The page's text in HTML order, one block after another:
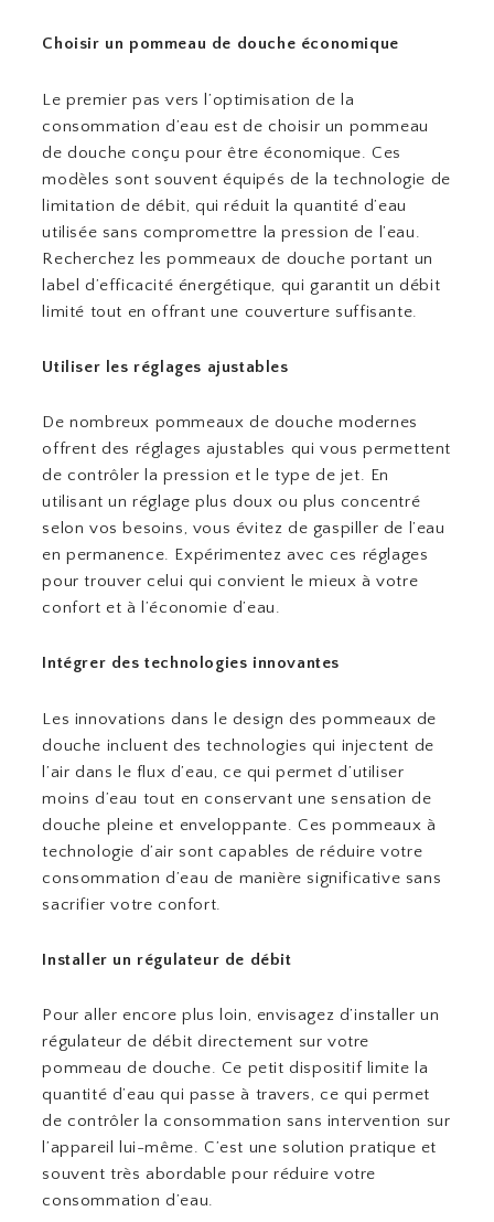
Choisir un pommeau de douche économique
Le premier pas vers l’optimisation de la
consommation d’eau est de choisir un pommeau
de douche conçu pour être économique. Ces
modèles sont souvent équipés de la technologie de
limitation de débit, qui réduit la quantité d’eau
utilisée sans compromettre la pression de l’eau.
Recherchez les pommeaux de douche portant un
label d’efficacité énergétique, qui garantit un débit
limité tout en offrant une couverture suffisante.
Utiliser les réglages ajustables
De nombreux pommeaux de douche modernes
offrent des réglages ajustables qui vous permettent
de contrôler la pression et le type de jet. En
utilisant un réglage plus doux ou plus concentré
selon vos besoins, vous évitez de gaspiller de l’eau
en permanence. Expérimentez avec ces réglages
pour trouver celui qui convient le mieux à votre
confort et à l’économie d’eau.
Intégrer des technologies innovantes
Les innovations dans le design des pommeaux de
douche incluent des technologies qui injectent de
l’air dans le flux d’eau, ce qui permet d’utiliser
moins d’eau tout en conservant une sensation de
douche pleine et enveloppante. Ces pommeaux à
technologie d’air sont capables de réduire votre
consommation d’eau de manière significative sans
sacrifier votre confort.
Installer un régulateur de débit
Pour aller encore plus loin, envisagez d’installer un
régulateur de débit directement sur votre
pommeau de douche. Ce petit dispositif limite la
quantité d’eau qui passe à travers, ce qui permet
de contrôler la consommation sans intervention sur
l’appareil lui-même. C’est une solution pratique et
souvent très abordable pour réduire votre
consommation d’eau.